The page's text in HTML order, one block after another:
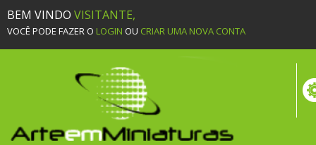
BEM VINDO VISITANTE,
VOCÊ PODE FAZER O LOGIN OU CRIAR UMA NOVA CONTA